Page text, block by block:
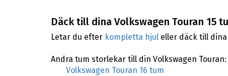
Däck till dina Volkswagen Touran 15
Letar du efter kompletta hjuleller däck till dina
Andra tum storlekar till din Volkswagen Touran:
Volkswagen Touran 16 tum